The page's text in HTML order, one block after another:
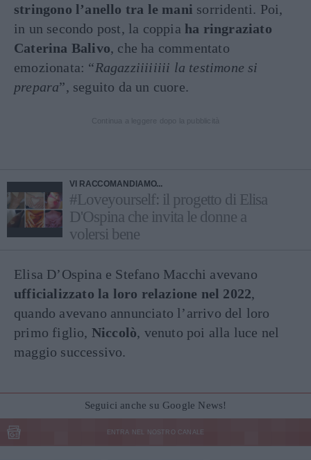
stringono l’anello tra le mani sorridenti. Poi,
in un secondo post, la coppia ha ringraziato
Caterina Balivo, che ha commentato
emozionata: “Ragazziiiiiiii la testimone si
prepara”, seguito da un cuore.
VI RACCOMANDIAMO...
#Loveyourself: il progetto di Elisa
D'Ospina che invita le donne a
volersi bene
Elisa D’Ospina e Stefano Macchi avevano
ufficializzato la loro relazione nel 2022,
quando avevano annunciato l’arrivo del loro
primo figlio, Niccolò, venuto poi alla luce nel
maggio successivo.
Seguici anche su Google News!
ENTRA NEL NOSTRO CANALE